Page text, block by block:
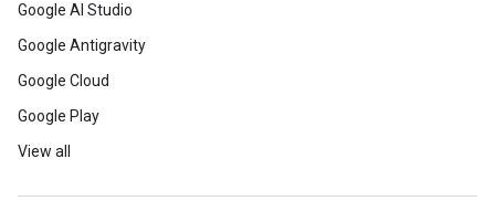
Google AI Studio
Google Antigravity
Google Cloud
Google Play
View all